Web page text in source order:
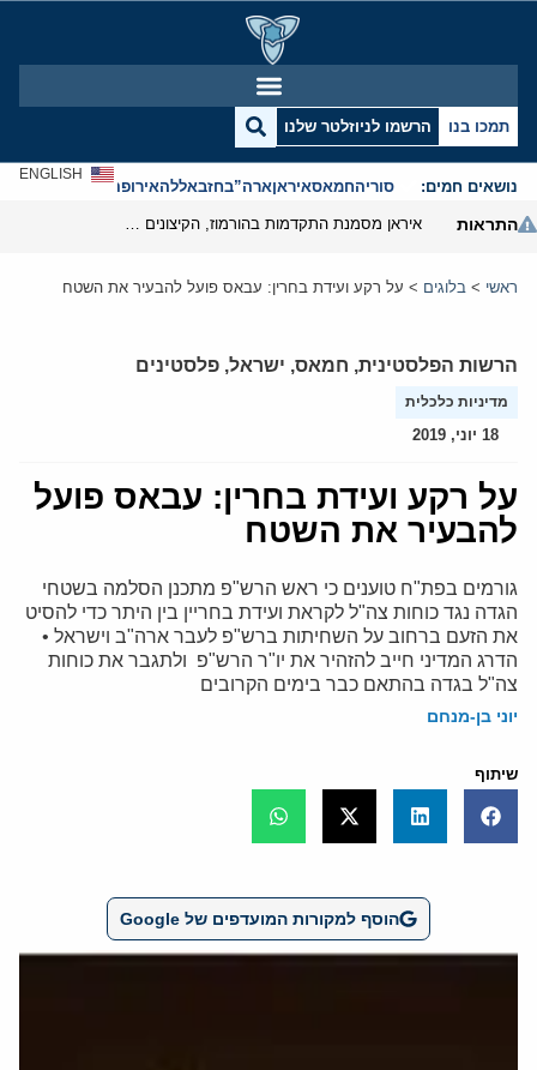
תמכו בנו הרשמו לניוזלטר שלנו
נושאים חמים: סוריהחמאסאיראןארה”בחזבאללהאירופהאנטישמיות
ENGLISH
התראות
ראשי > בלוגים > על רקע ועידת בחרין: עבאס פועל להבעיר את השטח
הרשות הפלסטינית, חמאס, ישראל, פלסטינים
מדיניות כלכלית
18 יוני, 2019
על רקע ועידת בחרין: עבאס פועל
להבעיר את השטח
גורמים בפת"ח טוענים כי ראש הרש"פ מתכנן הסלמה בשטחי
הגדה נגד כוחות צה"ל לקראת ועידת בחריין בין היתר כדי להסיט
את הזעם ברחוב על השחיתות ברש"פ לעבר ארה"ב וישראל •
הדרג המדיני חייב להזהיר את יו"ר הרש"פ ולתגבר את כוחות
צה"ל בגדה בהתאם כבר בימים הקרובים
יוני בן-מנחם
שיתוף
הוסף למקורות המועדפים של Google